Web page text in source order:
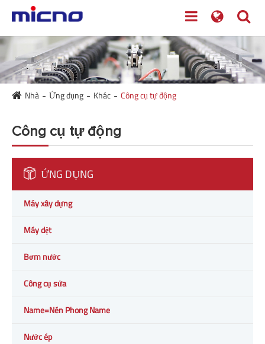
Nhà Ứng dụng Khác Công cụ tự động
Công cụ tự động
ỨNG DỤNG
Máy xây dựng
Máy dệt
Bơm nước
Công cụ sửa
Name=Nén Phong Name
Nước ép